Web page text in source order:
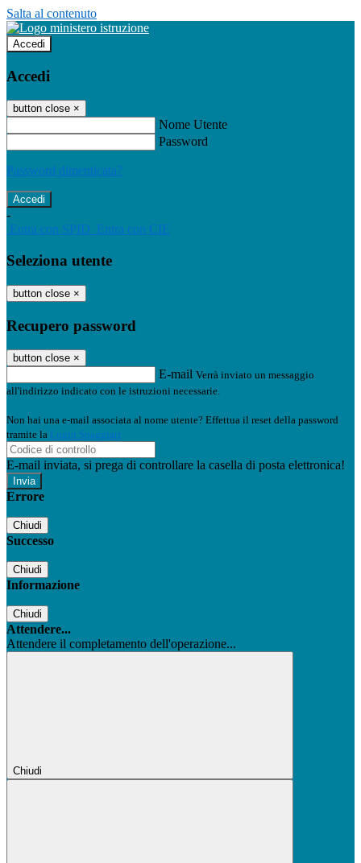
Salta al contenuto
Accedi
Accedi
button close ×
Nome Utente
Password
Password dimenticata?
-
Entra con SPID Entra con CIE
Seleziona utente
button close ×
Recupero password
button close ×
E-mail Verrà inviato un messaggio
all'indirizzo indicato con le istruzioni necessarie.
Non hai una e-mail associata al nome utente? Effettua il reset della password
tramite la Login Spaggiari
E-mail inviata, si prega di controllare la casella di posta elettronica!
Errore
Chiudi
Successo
Chiudi
Informazione
Chiudi
Attendere...
Attendere il completamento dell'operazione...
Chiudi